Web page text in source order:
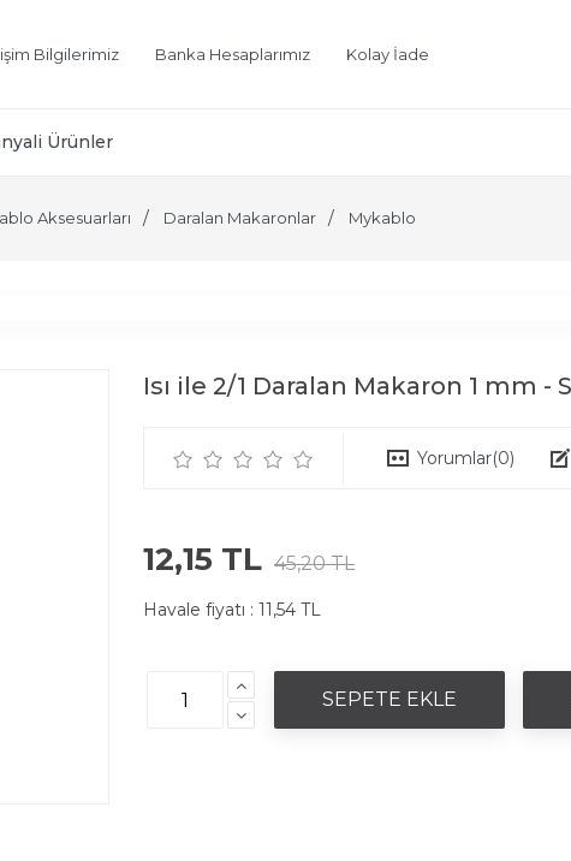
Bilgilerimiz Banka Hesaplarımız Kolay İade
Ürünler
Aksesuarları Daralan Makaronlar Mykablo
Isı ile 2/1 Daralan Makaron 1 mm -
Yorumlar(0)
12,15 TL 45,20 TL
Havale fiyatı : 11,54 TL